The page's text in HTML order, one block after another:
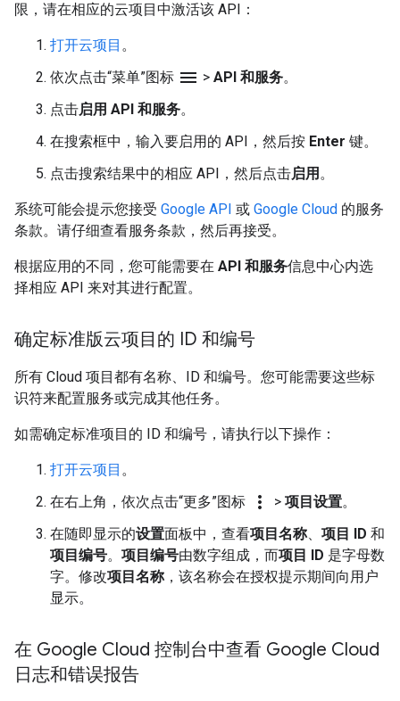
限，请在相应的云项目中激活该 API：
打开云项目 。
依次点击“菜单”图标 menu > API 和服务。
点击启用 API 和服务。
在搜索框中，输入要启用的 API，然后按 Enter 键。
点击搜索结果中的相应 API，然后点击启用 。
系统可能会提示您接受 Google API 或 Google Cloud 的服务
条款。请仔细查看服务条款，然后再接受。
根据应用的不同，您可能需要在 API 和服务信息中心内选
择相应 API 来对其进行配置。
确定标准版云项目的 ID 和编号
所有 Cloud 项目都有名称、ID 和编号。您可能需要这些标
识符来配置服务或完成其他任务。
如需确定标准项目的 ID 和编号，请执行以下操作：
打开云项目 。
在右上角，依次点击“更多”图标
more_vert > 项目设置。
在随即显示的设置面板中，查看项目名称、 项目 ID 和
项目编号。 项目编号由数字组成，而项目 ID 是字母数
字。修改项目名称，该名称会在授权提示期间向用户
显示。
在 Google Cloud 控制台中查看 Google Cloud
日志和错误报告